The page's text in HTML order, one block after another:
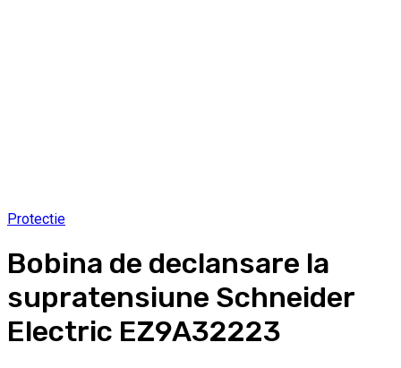
Protectie
Bobina de declansare la
supratensiune Schneider
Electric EZ9A32223